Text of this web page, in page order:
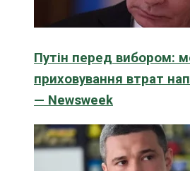
Путін перед вибором:
приховування втрат
— Newsweek